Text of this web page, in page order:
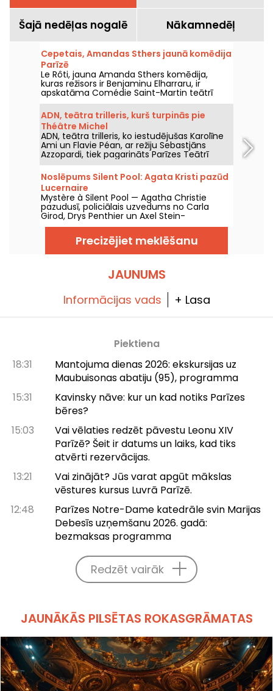
Šajā nedēļas nogalē Nākamnedēļ
Cepetais, Amandas Sthers jaunā komēdija
Parīzē
Le Rôti, jauna Amanda Sthers komēdija,
kuras režisors ir Benjaminu Elharraru, ir
apskatāma Comédie Saint-Martin teātrī
Parīzē līdz 2026. gada 15. oktobrim.
ADN, teātra trilleris, kurš turpinās pie
Théâtre Michel
ADN, teātra trilleris, ko iestudējušas Karolīne
Ami un Flavie Péan, ar režiju Sebastjāns
Azzopardi, tiek pagarināts Parīzes Teātrī
Michel līdz 2026. gada 31. decembrim. Mūsu
apskats.
Noslēpums Silent Pool: Agata Kristi pazūd
Lucernaire
Mystère à Silent Pool — Agatha Christie
pazudusī, policiālais uzvedums no Carla
Girod, Drys Penthier un Axel Stein-
Kurdzielewicz, tiek demonstrēts Lucernari
teātrī Parīzē ar Ballons Rouges Kompāniju no
2026. gada 10. jūnija līdz 23. augusta. Izrāde
atgriežas pie patiesās 1926. gada Agatha
traucējošas atmiņas un teātra fikciju.
Precizējiet meklēšanu
JAUNUMS
Informācijas vads + Lasa
Piektiena
18:31
Mantojuma dienas 2026: ekskursijas uz
Maubuisonas abatiju (95), programma
15:31
Kavinsky nāve: kur un kad notiks Parīzes
bēres?
15:03
Vai vēlaties redzēt pāvestu Leonu XIV
Parīzē? Šeit ir datums un laiks, kad tiks
atvērti rezervācijas.
13:21
Vai zinājāt? Jūs varat apgūt mākslas
vēstures kursus Luvrā Parīzē.
12:48
Parīzes Notre-Dame katedrāle svin Marijas
Debesīs uzņemšanu 2026. gadā:
bezmaksas programma
Redzēt vairāk
JAUNĀKĀS PILSĒTAS ROKASGRĀMATAS